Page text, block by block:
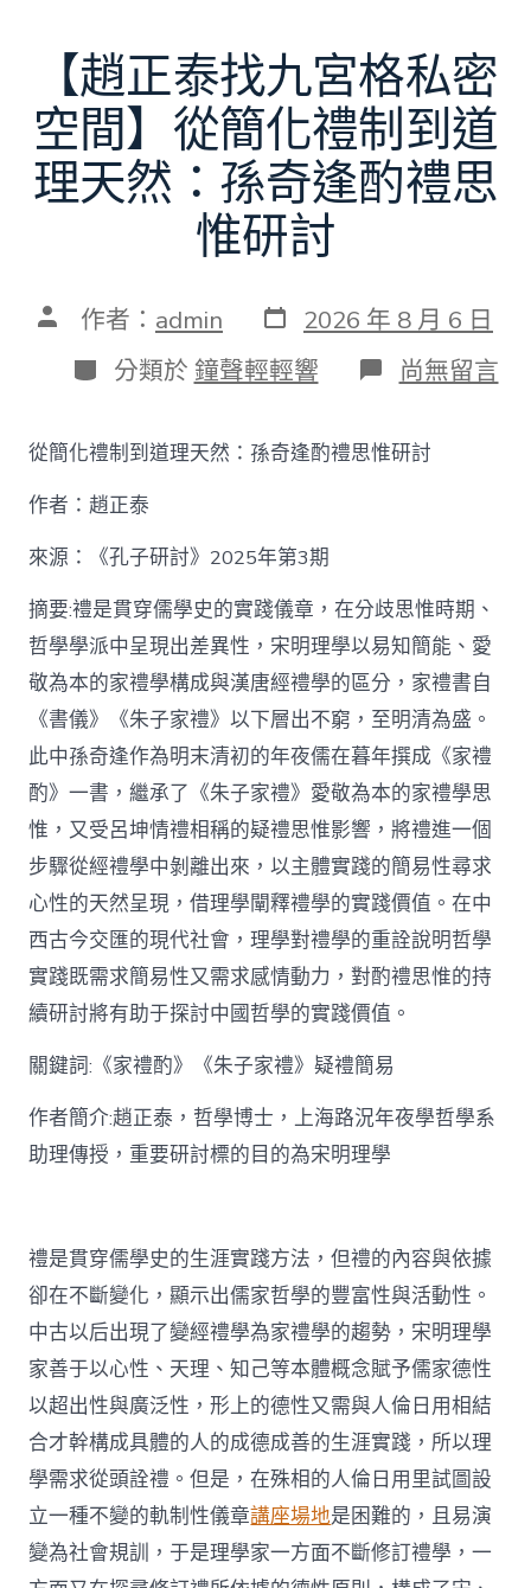
【趙正泰找九宮格私密
空間】從簡化禮制到道
理天然：孫奇逢酌禮思
惟研討
文 作者： admin 發
表
日
期
2026 年 8 月 6 日
分
類
分類於 鐘聲輕輕響 在
〈【趙
泰
找
空
間】
從
簡
化
禮
制
到
道
理
天
然：
孫
奇
逢
酌
禮
思
中
尚無留言
從簡化禮制到道理天然：孫奇逢酌禮思惟研討
作者：趙正泰
來源：《孔子研討》2025年第3期
摘要:禮是貫穿儒學史的實踐儀章，在分歧思惟時期、
哲學學派中呈現出差異性，宋明理學以易知簡能、愛
敬為本的家禮學構成與漢唐經禮學的區分，家禮書自
《書儀》《朱子家禮》以下層出不窮，至明清為盛。
此中孫奇逢作為明末清初的年夜儒在暮年撰成《家禮
酌》一書，繼承了《朱子家禮》愛敬為本的家禮學思
惟，又受呂坤情禮相稱的疑禮思惟影響，將禮進一個
步驟從經禮學中剝離出來，以主體實踐的簡易性尋求
心性的天然呈現，借理學闡釋禮學的實踐價值。在中
西古今交匯的現代社會，理學對禮學的重詮說明哲學
實踐既需求簡易性又需求感情動力，對酌禮思惟的持
續研討將有助于探討中國哲學的實踐價值。
關鍵詞:《家禮酌》《朱子家禮》疑禮簡易
作者簡介:趙正泰，哲學博士，上海路況年夜學哲學系
助理傳授，重要研討標的目的為宋明理學
禮是貫穿儒學史的生涯實踐方法，但禮的內容與依據
卻在不斷變化，顯示出儒家哲學的豐富性與活動性。
中古以后出現了變經禮學為家禮學的趨勢，宋明理學
家善于以心性、天理、知己等本體概念賦予儒家德性
以超出性與廣泛性，形上的德性又需與人倫日用相結
合才幹構成具體的人的成德成善的生涯實踐，所以理
學需求從頭詮禮。但是，在殊相的人倫日用里試圖設
立一種不變的軌制性儀章講座場地是困難的，且易演
變為社會規訓，于是理學家一方面不斷修訂禮學，一